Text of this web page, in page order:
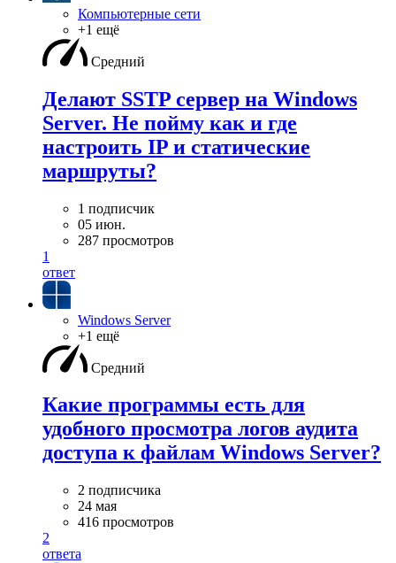
Компьютерные сети
+1 ещё
Средний
Делают SSTP сервер на Windows
Server. Не пойму как и где
настроить IP и статические
маршруты?
1 подписчик
05 июн.
287 просмотров
1
ответ
Windows Server
+1 ещё
Средний
Какие программы есть для
удобного просмотра логов аудита
доступа к файлам Windows Server?
2 подписчика
24 мая
416 просмотров
2
ответа